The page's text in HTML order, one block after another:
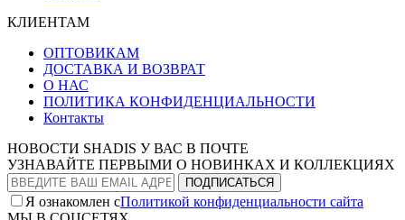
КЛИЕНТАМ
ОПТОВИКАМ
ДОСТАВКА И ВОЗВРАТ
О НАС
ПОЛИТИКА КОНФИДЕНЦИАЛЬНОСТИ
Контакты
НОВОСТИ SHADIS У ВАС В ПОЧТЕ
УЗНАВАЙТЕ ПЕРВЫМИ О НОВИНКАХ И КОЛЛЕКЦИЯХ
Я ознакомлен сПолитикой конфиденциальности сайта